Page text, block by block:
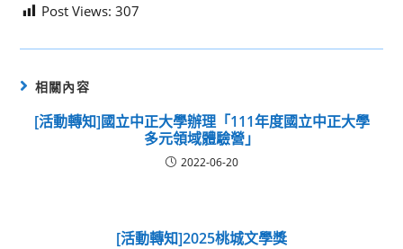
Post Views: 307
相關內容
[活動轉知]國立中正大學辦理「111年度國立中正大學
多元領域體驗營」
2022-06-20
[活動轉知]2025桃城文學獎